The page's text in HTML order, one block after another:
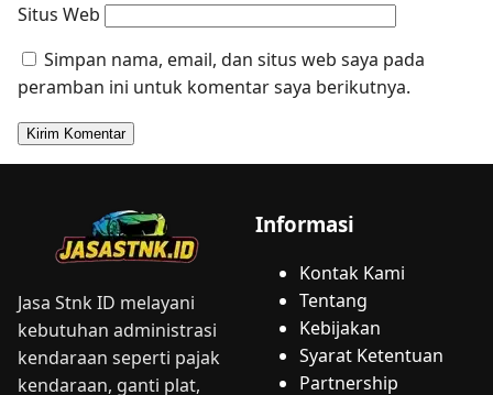
Situs Web
Simpan nama, email, dan situs web saya pada
peramban ini untuk komentar saya berikutnya.
Jasa Stnk ID melayani
kebutuhan administrasi
kendaraan seperti pajak
kendaraan, ganti plat,
Informasi
Kontak Kami
Tentang
Kebijakan
Syarat Ketentuan
Partnership